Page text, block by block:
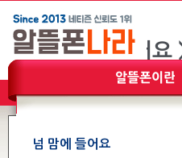
넘 맘에 들어요